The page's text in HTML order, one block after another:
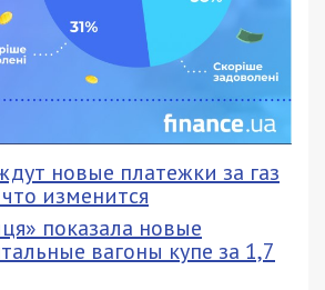
новые платежки за газ
изменится
показала новые
вагоны купе за 1,7